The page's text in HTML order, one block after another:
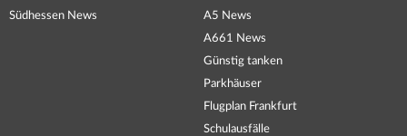
Südhessen News
A5 News
A661 News
Günstig tanken
Parkhäuser
Flugplan Frankfurt
Schulausfälle